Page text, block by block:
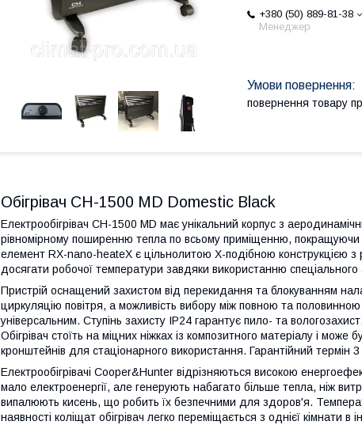
+380 (50) 889-81-38
Менеджер
повернення товару
Обігрівач CH-1500 МD Domestic Black
Електрообігрівач CH-1500 MD має унікальний корпус з
рівномірному поширенню тепла по всьому приміщенню, покращуючи
елемент RX-nano-heateX є цільнолитою Х-подібною конструкцією
досягати робочої температури завдяки використанню спеціального
Пристрій оснащений захистом від перекидання та блокуванням
циркуляцію повітря, а можливість вибору між повною та половинною
універсальним. Ступінь захисту IP24 гарантує пило- та
Обігрівач стоїть на міцних ніжках із композитного матеріалу і
кронштейнів для стаціонарного використання. Гарантійний термін
Електрообігрівачі Cooper&Hunter відрізняються високою
мало електроенергії, але генерують набагато більше тепла, ніж
випалюють кисень, що робить їх безпечними для здоров'я.
наявності коліщат обігрівач легко переміщається з однієї кімнати в